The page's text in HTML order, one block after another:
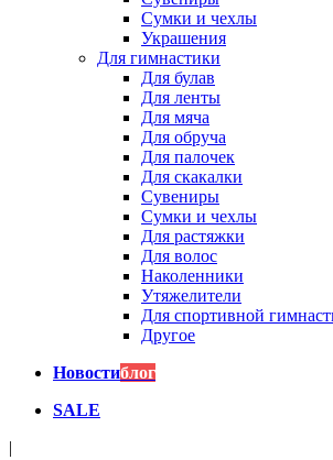
Сумки и чехлы
Украшения
Для гимнастики
Для булав
Для ленты
Для мяча
Для обруча
Для палочек
Для скакалки
Сувениры
Сумки и чехлы
Для растяжки
Для волос
Наколенники
Утяжелители
Для спортивной
Другое
Новостиблог
SALE
|